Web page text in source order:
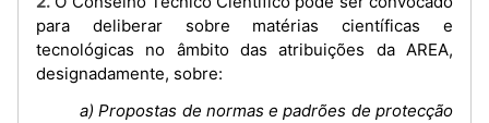
para deliberar sobre matérias científicas e
tecnológicas no âmbito das atribuições da AREA,
designadamente, sobre:
a) Propostas de normas e padrões de protecção